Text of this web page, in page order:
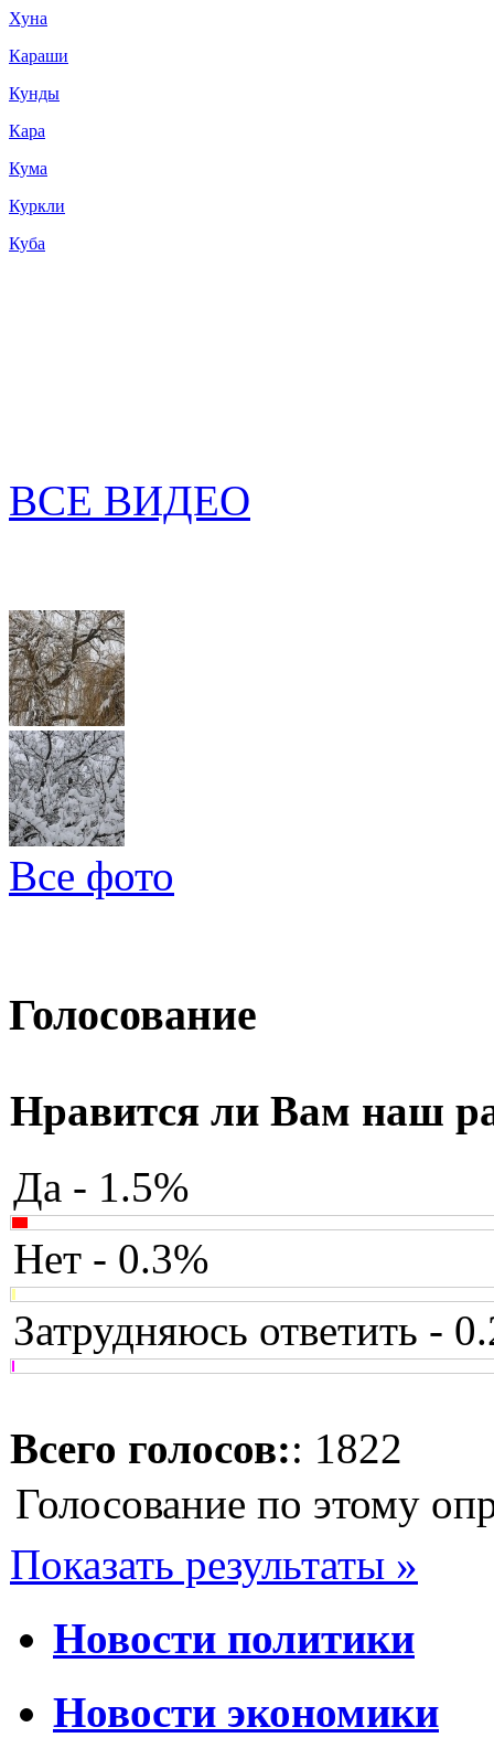
Хуна
Караши
Кунды
Кара
Кума
Куркли
Куба
ВСЕ ВИДЕО
Все фото
Голосование
Нравится ли Вам наш
Да - 1.5%
Нет - 0.3%
Затрудняюсь ответить -
Всего голосов:: 1822
Голосование по этому
Показать результаты »
Новости политики
Новости экономики